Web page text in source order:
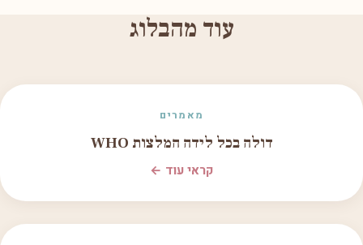
עוד מהבלוג
מאמרים
דולה בכל לידה המלצות WHO
קראי עוד ←